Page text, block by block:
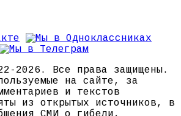
2026. Все права защищены.
на сайте, за
и текстов
из открытых источников, в